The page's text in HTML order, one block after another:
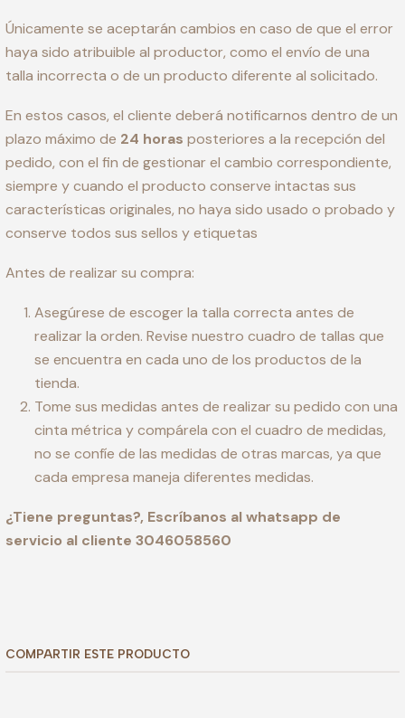
Únicamente se aceptarán cambios en caso de que el error
haya sido atribuible al productor, como el envío de una
talla incorrecta o de un producto diferente al solicitado.
En estos casos, el cliente deberá notificarnos dentro de un
plazo máximo de 24 horas posteriores a la recepción del
pedido, con el fin de gestionar el cambio correspondiente,
siempre y cuando el producto conserve intactas sus
características originales, no haya sido usado o probado y
conserve todos sus sellos y etiquetas
Antes de realizar su compra:
Asegúrese de escoger la talla correcta antes de
realizar la orden. Revise nuestro cuadro de tallas que
se encuentra en cada uno de los productos de la
tienda.
Tome sus medidas antes de realizar su pedido con una
cinta métrica y compárela con el cuadro de medidas,
no se confíe de las medidas de otras marcas, ya que
cada empresa maneja diferentes medidas.
¿Tiene preguntas?, Escríbanos al whatsapp de
servicio al cliente 3046058560
COMPARTIR ESTE PRODUCTO